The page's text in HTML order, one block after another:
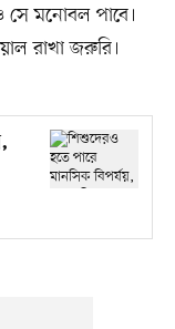
মনোবল পাবে।
রাখা জরুরি।